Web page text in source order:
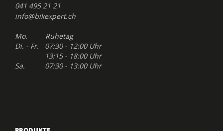
041 495 21 21
info@bikexpert.ch
Mo. Ruhetag
Di. - Fr. 07:30 - 12:00 Uhr
13:15 - 18:00 Uhr
Sa. 07:30 - 13:00 Uhr